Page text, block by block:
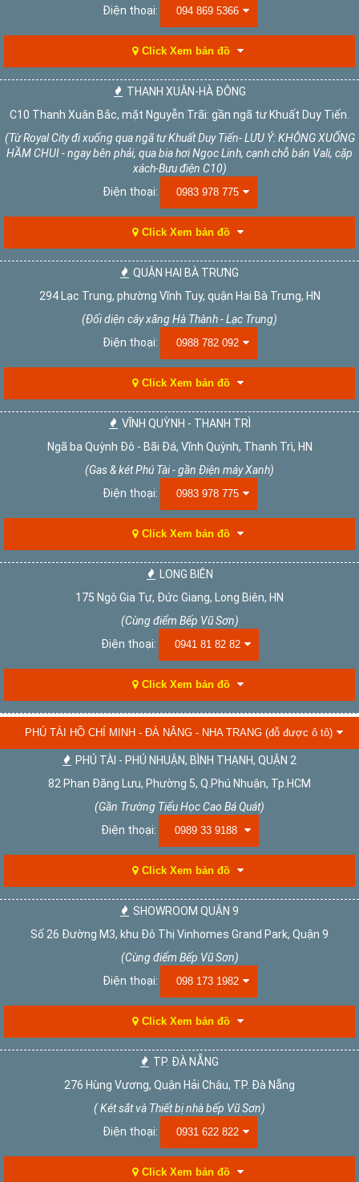
Điện thoại: 094 869 5366
Click Xem bản đồ
THANH XUÂN-HÀ ĐÔNG
C10 Thanh Xuân Bắc, mặt Nguyễn Trãi: gần ngã tư Khuất Duy Tiến.
(Từ Royal City đi xuống qua ngã tư Khuất Duy Tiến- LƯU Ý: KHÔNG XUỐNG
HẦM CHUI - ngay bên phải, qua bia hơi Ngọc Linh, cạnh chỗ bán Vali, cặp
xách-Bưu điện C10)
Điện thoại:
0983 978 775
Click Xem bản đồ
QUẬN HAI BÀ TRƯNG
294 Lạc Trung, phường Vĩnh Tuy, quận Hai Bà Trưng, HN
(Đối diện cây xăng Hà Thành - Lạc Trung)
Điện thoại:
0988 782 092
Click Xem bản đồ
VĨNH QUỲNH - THANH TRÌ
Ngã ba Quỳnh Đô - Bãi Đá, Vĩnh Quỳnh, Thanh Trì, HN
(Gas & két Phú Tài - gần Điện máy Xanh)
Điện thoại:
0983 978 775
Click Xem bản đồ
LONG BIÊN
175 Ngô Gia Tự, Đức Giang, Long Biên, HN
(Cùng điểm Bếp Vũ Sơn)
Điện thoại:
0941 81 82 82
Click Xem bản đồ
PHÚ TÀI HỒ CHÍ MINH - ĐÀ NẴNG - NHA TRANG (đỗ được ô tô)
PHÚ TÀI - PHÚ NHUẬN, BÌNH THẠNH, QUẬN 2
82 Phan Đăng Lưu, Phường 5, Q.Phú Nhuận, Tp.HCM
(Gần Trường Tiểu Học Cao Bá Quát)
Điện thoại:
0989 33 9188
Click Xem bản đồ
SHOWROOM QUẬN 9
Số 26 Đường M3, khu Đô Thị Vinhomes Grand Park, Quận 9
(Cùng điểm Bếp Vũ Sơn)
Điện thoại:
098 173 1982
Click Xem bản đồ
TP. ĐÀ NẴNG
276 Hùng Vương, Quận Hải Châu, TP. Đà Nẵng
( Két sắt và Thiết bị nhà bếp Vũ Sơn)
Điện thoại:
0931 622 822
Click Xem bản đồ